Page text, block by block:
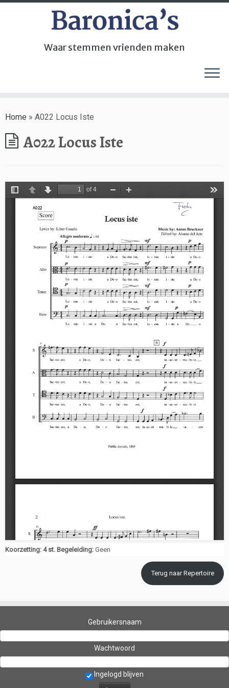
Waar stemmen vrienden maken
Home » A022 Locus Iste
A022 Locus Iste
Koorzetting: 4 st. Begeleiding: Geen
Terug naar Repertoire
Gebruikersnaam
Wachtwoord
Ingelogd blijven